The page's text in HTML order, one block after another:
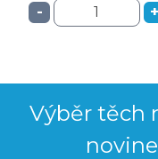
- +
Výběr těch